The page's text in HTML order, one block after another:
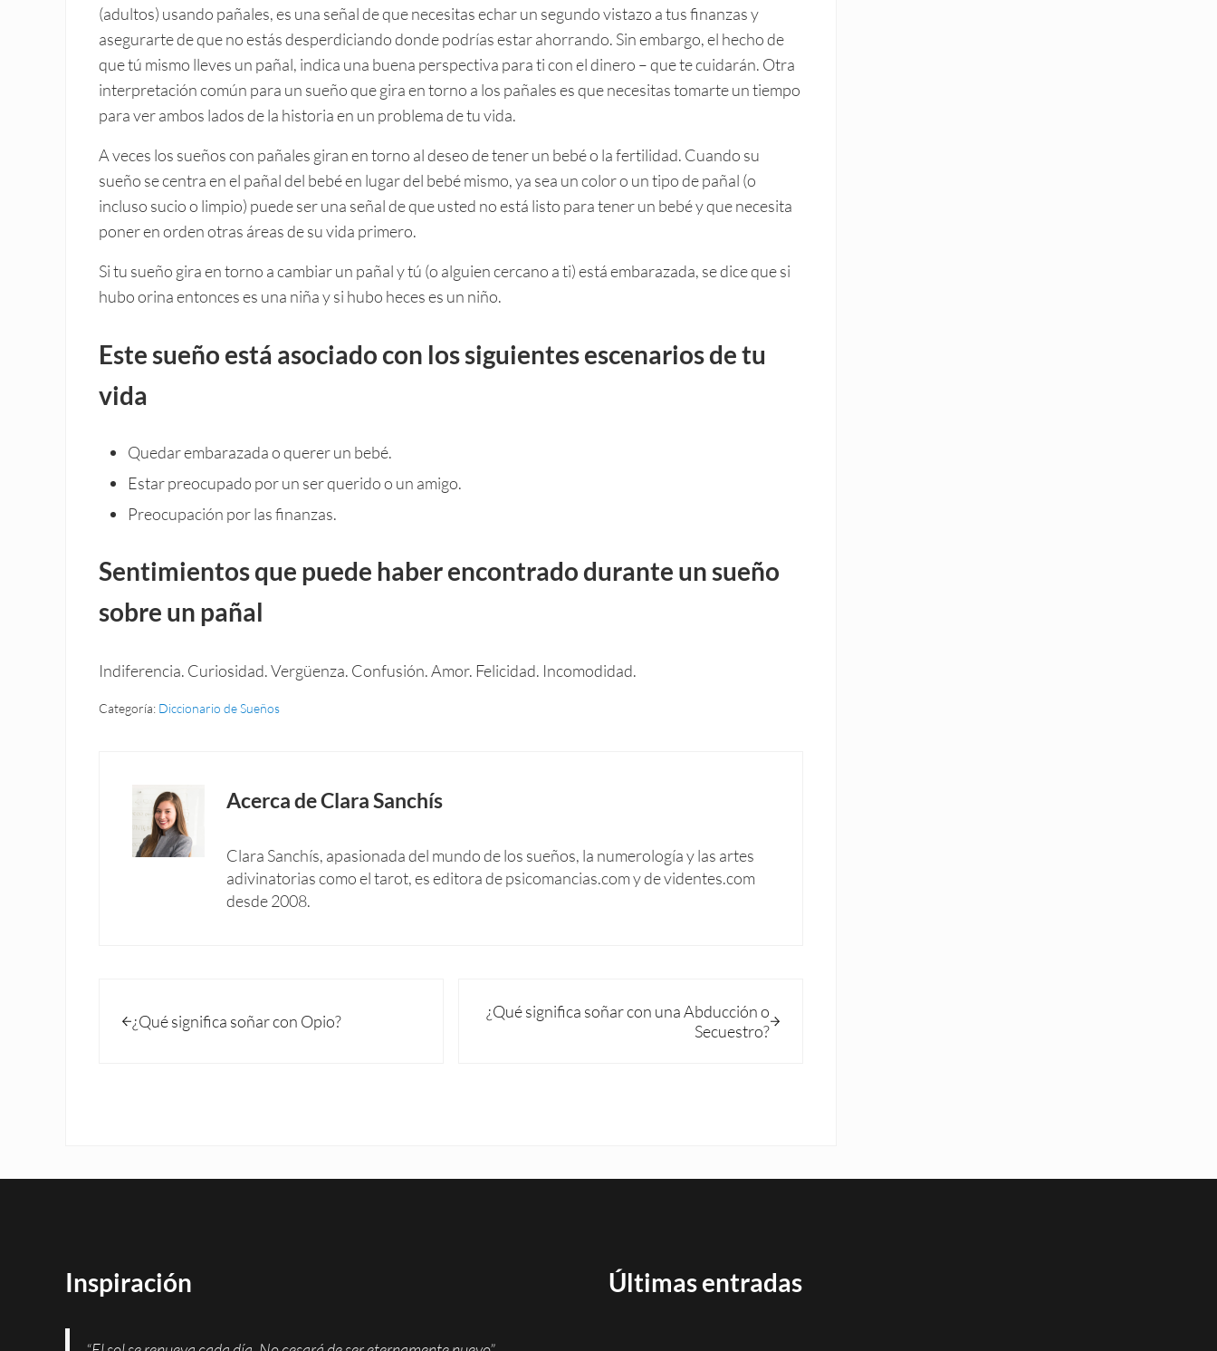
(adultos) usando pañales, es una señal de que necesitas echar un segundo vistazo a tus finanzas y
asegurarte de que no estás desperdiciando donde podrías estar ahorrando. Sin embargo, el hecho de
que tú mismo lleves un pañal, indica una buena perspectiva para ti con el dinero – que te cuidarán. Otra
interpretación común para un sueño que gira en torno a los pañales es que necesitas tomarte un tiempo
para ver ambos lados de la historia en un problema de tu vida.
A veces los sueños con pañales giran en torno al deseo de tener un bebé o la fertilidad. Cuando su
sueño se centra en el pañal del bebé en lugar del bebé mismo, ya sea un color o un tipo de pañal (o
incluso sucio o limpio) puede ser una señal de que usted no está listo para tener un bebé y que necesita
poner en orden otras áreas de su vida primero.
Si tu sueño gira en torno a cambiar un pañal y tú (o alguien cercano a ti) está embarazada, se dice que si
hubo orina entonces es una niña y si hubo heces es un niño.
Este sueño está asociado con los siguientes escenarios de tu
vida
Quedar embarazada o querer un bebé.
Estar preocupado por un ser querido o un amigo.
Preocupación por las finanzas.
Sentimientos que puede haber encontrado durante un sueño
sobre un pañal
Indiferencia. Curiosidad. Vergüenza. Confusión. Amor. Felicidad. Incomodidad.
Categoría: Diccionario de Sueños
Acerca deClara Sanchís
Clara Sanchís, apasionada del mundo de los sueños, la numerología y las artes
adivinatorias como el tarot, es editora de psicomancias.com y de videntes.com
desde 2008.
¿Qué significa soñar con Opio?
¿Qué significa soñar con una Abducción o
Secuestro?
Inspiración Últimas entradas